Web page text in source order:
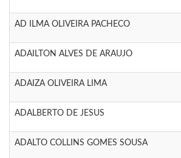
AD ILMA OLIVEIRA PACHECO
ADAILTON ALVES DE ARAUJO
ADAIZA OLIVEIRA LIMA
ADALBERTO DE JESUS
ADALTO COLLINS GOMES SOUSA